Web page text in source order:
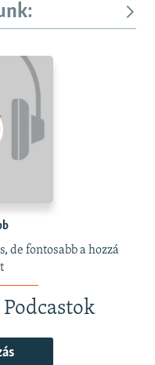
de fontosabb a hozzá